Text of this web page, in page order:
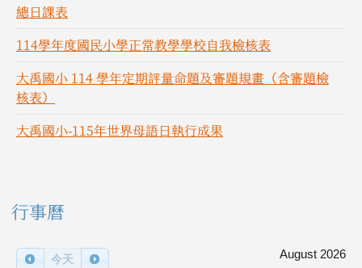
總日課表
114學年度國民小學正常教學學校自我檢核表
大禹國小 114 學年定期評量命題及審題規畫（含審題檢
核表）
大禹國小-115年世界母語日執行成果
右邊區域內容
行事曆
今天 August 2026